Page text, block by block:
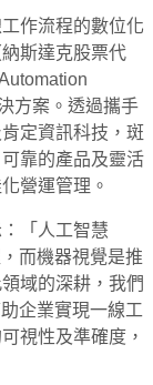
作流程的數位化
斯達克股票代
方案。透過攜手
定資訊科技，斑
靠的產品及靈活
營運管理。
「人工智慧
而機器視覺是推
域的深耕，我們
企業實現一線工
視性及準確度，